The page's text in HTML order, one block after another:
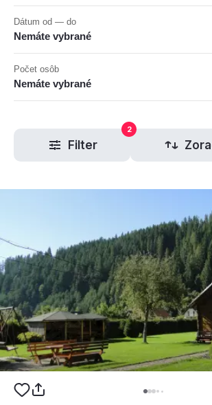
Dátum od — do
Nemáte vybrané
Počet osôb
Nemáte vybrané
Filter
2